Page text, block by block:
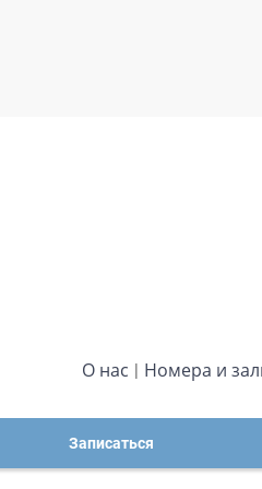
О нас Номера и
Записаться